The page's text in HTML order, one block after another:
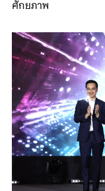
ศักยภาพ